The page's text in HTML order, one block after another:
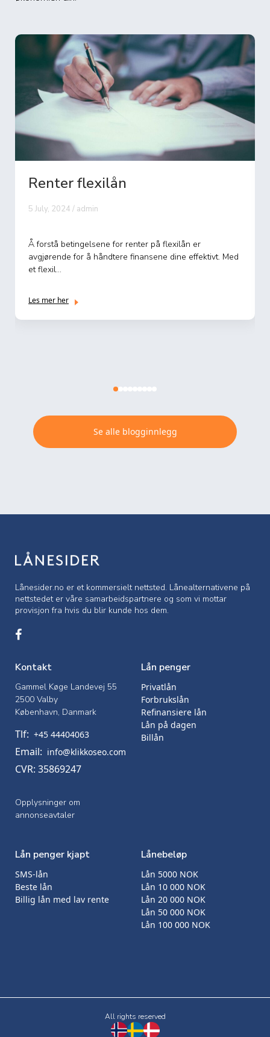
Renter flexilån
5 July, 2024 / admin
Å forstå betingelsene for renter på flexilån er
avgjørende for å håndtere finansene dine effektivt. Med
et flexil...
Les mer her
Se alle blogginnlegg
Lånesider.no er et kommersielt nettsted. Lånealternativene på
nettstedet er våre samarbeidspartnere og som vi mottar
provisjon fra hvis du blir kunde hos dem.
Kontakt
Gammel Køge Landevej 55
2500 Valby
København, Danmark
Tlf: +45 44404063
Email: info@klikkoseo.com
CVR: 35869247
Opplysninger om
annonseavtaler
Lån penger
Privatlån
Forbrukslån
Refinansiere lån
Lån på dagen
Billån
Lån penger kjapt
SMS-lån
Beste lån
Billig lån med lav rente
Lånebeløp
Lån 5000 NOK
Lån 10 000 NOK
Lån 20 000 NOK
Lån 50 000 NOK
Lån 100 000 NOK
All rights reserved